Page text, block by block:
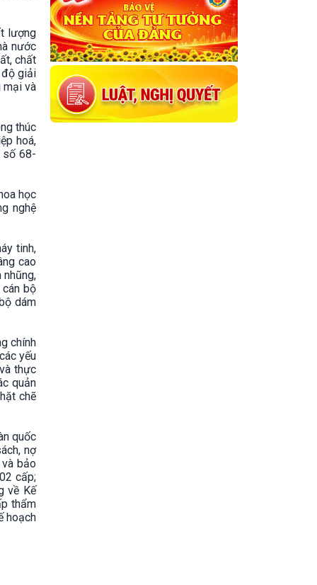
lượng
nước
chất
độ giải
mại và
thúc
hoá,
số 68-
học
nghệ
tinh,
cao
bộ
dám
chính
yếu
thực
quản
chẽ
quốc
nợ
bảo
cấp;
về Kế
thẩm
hoạch